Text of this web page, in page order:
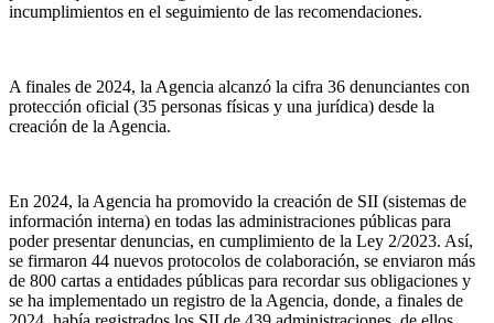
incumplimientos en el seguimiento de las recomendaciones.
A finales de 2024, la Agencia alcanzó la cifra 36 denunciantes con
protección oficial (35 personas físicas y una jurídica) desde la
creación de la Agencia.
En 2024, la Agencia ha promovido la creación de SII (sistemas de
información interna) en todas las administraciones públicas para
poder presentar denuncias, en cumplimiento de la Ley 2/2023. Así,
se firmaron 44 nuevos protocolos de colaboración, se enviaron más
de 800 cartas a entidades públicas para recordar sus obligaciones y
se ha implementado un registro de la Agencia, donde, a finales de